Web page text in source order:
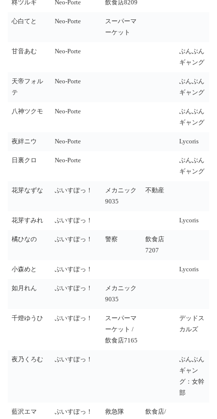
柊ツルギ Neo-Porte 飲食店8209
心白てと Neo-Porte
スーパーマ
ーケット
甘音あむ Neo-Porte
ぶんぶん
ギャング
天帝フォル
テ
Neo-Porte
ぶんぶん
ギャング
八神ツクモ Neo-Porte
ぶんぶん
ギャング
夜絆ニウ Neo-Porte Lycoris
日裏クロ Neo-Porte
ぶんぶん
ギャング
花芽なずな ぶいすぽっ！
メカニック
9035
不動産
花芽すみれ ぶいすぽっ！ Lycoris
橘ひなの ぶいすぽっ！ 警察
飲食店
7207
小森めと ぶいすぽっ！ Lycoris
如月れん ぶいすぽっ！
メカニック
9035
千燈ゆうひ ぶいすぽっ！
スーパーマ
ーケット /
飲食店7165
デッドス
カルズ
夜乃くろむ ぶいすぽっ！
ぶんぶん
ギャン
グ：女幹
部
藍沢エマ ぶいすぽっ！ 救急隊
飲食店/